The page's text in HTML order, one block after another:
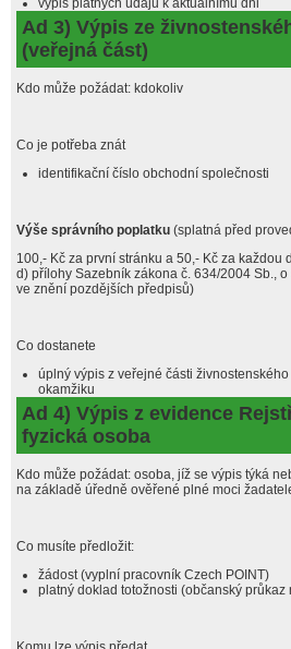
výpis platných údajů k aktuálnímu dni
Ad 3) Výpis ze
(veřejná část)
Kdo může požádat: kdokoliv
Co je potřeba znát
identifikační číslo obchodní společnosti
Výše správního poplatku (splatná před
100,- Kč za první stránku a 50,- Kč za každou
d) přílohy Sazebník zákona č. 634/2004 Sb.,
ve znění pozdějších předpisů)
Co dostanete
úplný výpis z veřejné části
okamžiku
Ad 4) Výpis z evidence
fyzická osoba
Kdo může požádat: osoba, jíž se výpis týká
na základě úředně ověřené plné moci
Co musíte předložit:
žádost (vyplní pracovník Czech POINT)
platný doklad totožnosti (občanský